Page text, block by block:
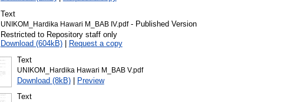
Text
UNIKOM_Hardika Hawari M_BAB IV.pdf- Published Version
Restricted to Repository staff only
Download (604kB)|
Request a copy
Text
UNIKOM_Hardika Hawari M_BAB V.pdf
Download (8kB)| Preview
Text